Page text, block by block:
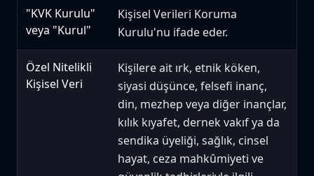
"KVK Kurulu"
veya "Kurul"
Kişisel Verileri Koruma
Kurulu'nu ifade eder.
Özel Nitelikli
Kişisel Veri
Kişilere ait ırk, etnik köken,
siyasi düşünce, felsefi inanç,
din, mezhep veya diğer inançlar,
kılık kıyafet, dernek vakıf ya da
sendika üyeliği, sağlık, cinsel
hayat, ceza mahkûmiyeti ve